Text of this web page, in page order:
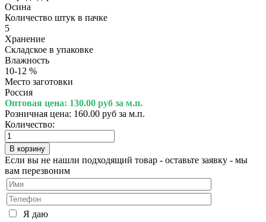
Осина
Количество штук в пачке
5
Хранение
Складское в упаковке
Влажность
10-12 %
Место заготовки
Россия
Оптовая цена: 130.00 руб за м.п.
Розничная цена: 160.00 руб за м.п.
Количество:
Если вы не нашли подходящий товар - оставьте заявку - мы
вам перезвоним
Я даю